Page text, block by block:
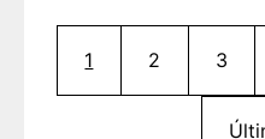
Página actual
1 Página
2 Página
3